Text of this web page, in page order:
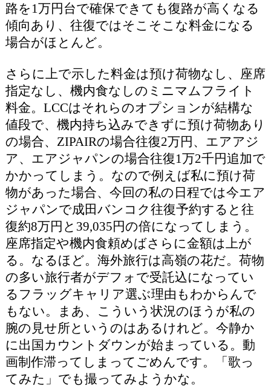
路を1万円台で確保できても復路が高くなる
傾向あり、往復ではそこそこな料金になる
場合がほとんど。
さらに上で示した料金は預け荷物なし、座席
指定なし、機内食なしのミニマムフライト
料金。LCCはそれらのオプションが結構な
値段で、機内持ち込みできずに預け荷物あり
の場合、ZIPAIRの場合往復2万円、エアアジ
ア、エアジャパンの場合往復1万2千円追加で
かかってしまう。なので例えば私に預け荷
物があった場合、今回の私の日程では今エア
ジャパンで成田バンコク往復予約すると往
復約8万円と39,035円の倍になってしまう。
座席指定や機内食頼めばさらに金額は上が
る。なるほど。海外旅行は高嶺の花だ。荷物
の多い旅行者がデフォで受託込になってい
るフラッグキャリア選ぶ理由もわからんで
もない。まあ、こういう状況のほうが私の
腕の見せ所というのはあるけれど。今静か
に出国カウントダウンが始まっている。動
画制作滞ってしまってごめんです。「歌っ
てみた」でも撮ってみようかな。